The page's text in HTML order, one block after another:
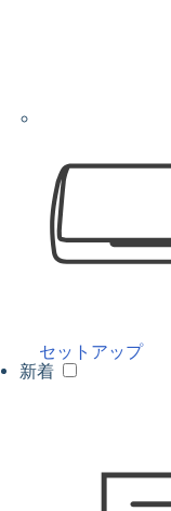
セットアップ
新着